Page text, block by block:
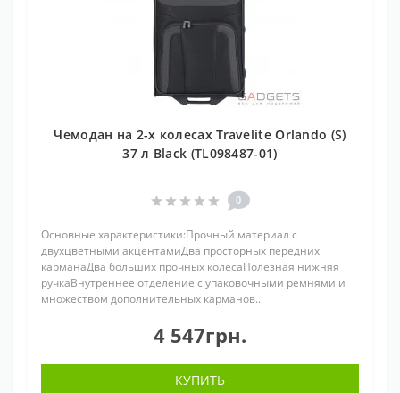
Чемодан на 2-х колесах Travelite Orlando (S)
37 л Black (TL098487-01)
0
Основные характеристики:Прочный материал с
двухцветными акцентамиДва просторных передних
карманаДва больших прочных колесаПолезная нижняя
ручкаВнутреннее отделение с упаковочными ремнями и
множеством дополнительных карманов..
4 547грн.
КУПИТЬ